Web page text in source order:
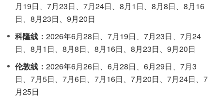
月19日、7月23日、7月24日、8月1日、8月8日、8月16
日、8月23日、9月20日
科隆线： 2026年6月28日、7月19日、7月23日、7月24
日、8月1日、8月8日、8月16日、8月23日、9月20日
伦敦线： 2026年6月26日、6月28日、6月29日、7月3
日、7月5日、7月6日、7月16日、7月20日、7月24日、7
月25日